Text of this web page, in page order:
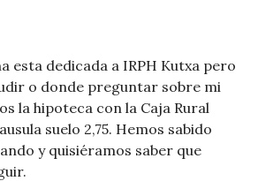
esta dedicada a IRPH Kutxa pero
o donde preguntar sobre mi
la hipoteca con la Caja Rural
suelo 2,75. Hemos sabido
y quisiéramos saber que